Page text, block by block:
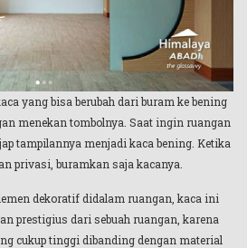
yang bisa berubah dari buram ke bening
menekan tombolnya. Saat ingin ruangan
tampilannya menjadi kaca bening. Ketika
privasi, buramkan saja kacanya.
dekoratif didalam ruangan, kaca ini
prestigius dari sebuah ruangan, karena
cukup tinggi dibanding dengan material